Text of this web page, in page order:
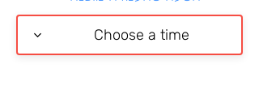
e
Choose a time